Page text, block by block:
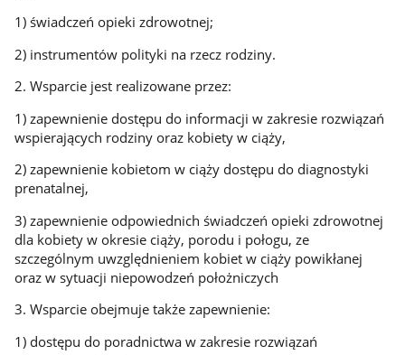
1) świadczeń opieki zdrowotnej;
2) instrumentów polityki na rzecz rodziny.
2. Wsparcie jest realizowane przez:
1) zapewnienie dostępu do informacji w zakresie rozwiązań
wspierających rodziny oraz kobiety w ciąży,
2) zapewnienie kobietom w ciąży dostępu do diagnostyki
prenatalnej,
3) zapewnienie odpowiednich świadczeń opieki zdrowotnej
dla kobiety w okresie ciąży, porodu i połogu, ze
szczególnym uwzględnieniem kobiet w ciąży powikłanej
oraz w sytuacji niepowodzeń położniczych
3. Wsparcie obejmuje także zapewnienie:
1) dostępu do poradnictwa w zakresie rozwiązań